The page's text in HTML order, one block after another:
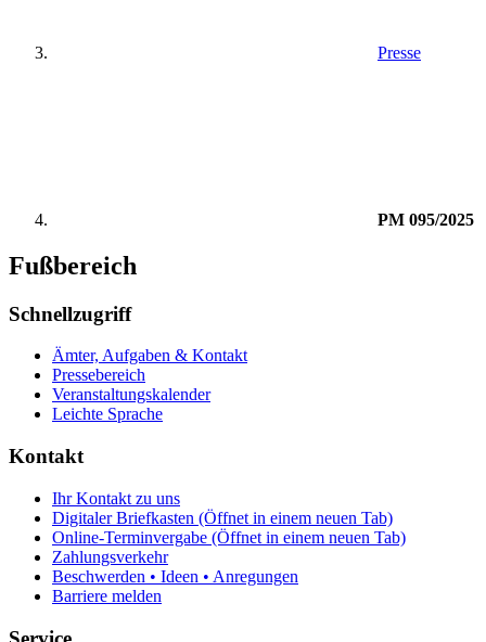
Presse
PM 095/2025
Fußbereich
Schnellzugriff
Ämter, Aufgaben & Kontakt
Pressebereich
Veranstaltungskalender
Leichte Sprache
Kontakt
Ihr Kontakt zu uns
Digitaler Briefkasten (Öffnet in einem neuen Tab)
Online-Terminvergabe (Öffnet in einem neuen Tab)
Zahlungsverkehr
Beschwerden • Ideen • Anregungen
Barriere melden